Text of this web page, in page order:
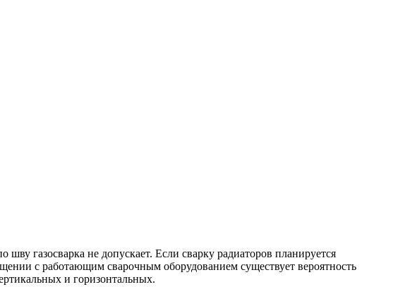
газосварка не допускает. Если сварку радиаторов планируется
с работающим сварочным оборудованием существует вероятность
и горизонтальных.